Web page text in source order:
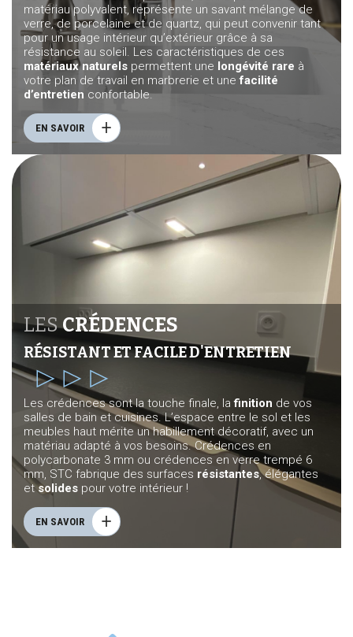
matériau polyvalent, représente un savant mélange de
verre, de porcelaine et de quartz, qui peut convenir tant
pour un usage intérieur qu’extérieur grâce à sa
résistance au soleil. Les caractéristiques de ces
matériaux naturels permettent une longévité rare à
votre plan de travail en marbrerie et unefacilité
d’entretien confortable.
EN SAVOIR
LESCRÉDENCES
RÉSISTANT ET FACILE D'ENTRETIEN
Les crédences sont la touche finale, lafinition de vos
salles de bain et cuisines. L’espace entre le sol et les
meubles haut mérite un habillement décoratif, avec un
matériau adapté à vos besoins. Crédences en
polycarbonate 3 mm ou crédences en verre trempé 6
mm, STC fabrique des surfaces résistantes, élégantes
etsolides pour votre intérieur !
EN SAVOIR